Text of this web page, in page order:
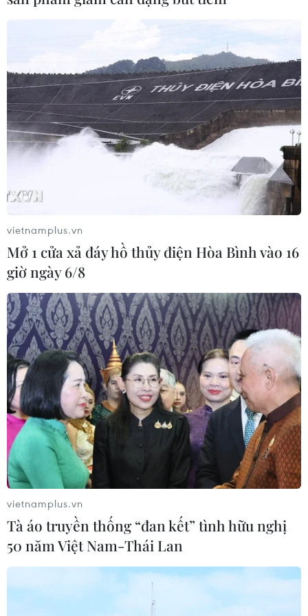
Nhiều chuyến tàu hỏa khởi hành ở
Stockholm bị hủy bỏ do đình công
19/04/2023 23:46
Dù cuộc đình công được lên kế hoạch kéo dài đến
23h59 ngày 19/4 nhưng hiện chưa biết khi nào dịch vụ
đường sắt sẽ nối lại hoạt động theo lịch trình.
vietnamplus.vn
Mở 1 cửa xả đáy hồ thủy điện Hòa Bình vào 16
giờ ngày 6/8
vietnamplus.vn
Tà áo truyền thống “đan kết” tình hữu nghị
50 năm Việt Nam-Thái Lan